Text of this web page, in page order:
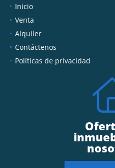
INFORMACIÓN
Inicio
Venta
Alquiler
Contáctenos